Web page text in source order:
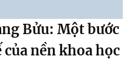
Bửu: Một bước
nền khoa học